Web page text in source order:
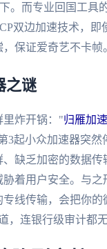
。而专业回国工具
双边加速技术，即
保证爱奇艺不卡帧
之谜
里炸开锅："归雁加
3起小众加速器突然
缺乏加密的数据传
着用户安全。与之
线传输，会把你的
，连银行级审计都